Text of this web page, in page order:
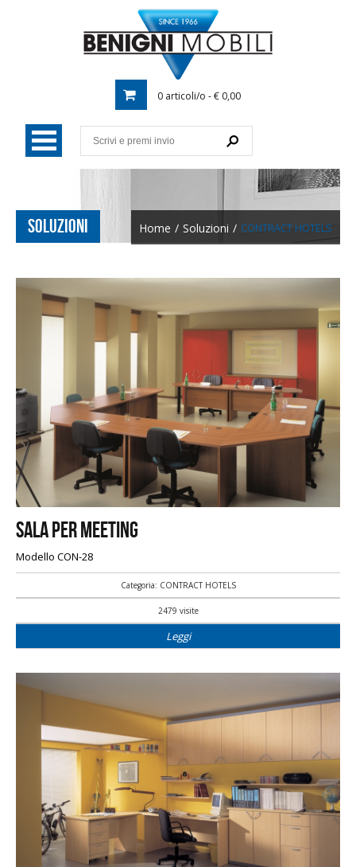
0 articoli/o - € 0,00
SOLUZIONI Home / Soluzioni / CONTRACT HOTELS
Sala per meeting
Modello CON-28
Categoria: CONTRACT HOTELS
2479 visite
Leggi